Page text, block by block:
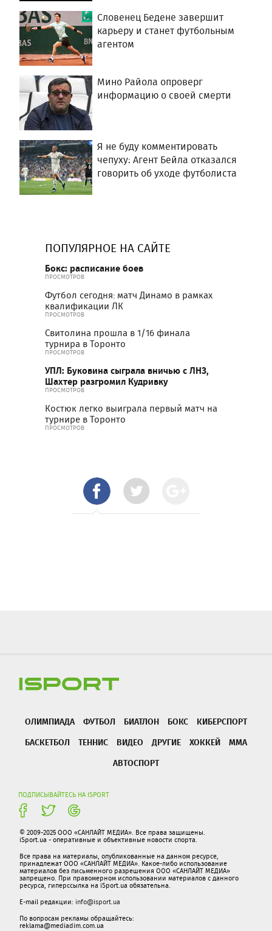
Словенец Бедене завершит
карьеру и станет футбольным
агентом
Мино Райола опроверг
информацию о своей смерти
Я не буду комментировать
чепуху: Агент Бейла отказался
говорить об уходе футболиста
ПОПУЛЯРНОЕ НА САЙТЕ
Бокс: расписание боев
ПРОСМОТРОВ
Футбол сегодня: матч Динамо в рамках
квалификации ЛК
ПРОСМОТРОВ
Свитолина прошла в 1/16 финала
турнира в Торонто
ПРОСМОТРОВ
УПЛ: Буковина сыграла вничью с ЛНЗ,
Шахтер разгромил Кудривку
ПРОСМОТРОВ
Костюк легко выиграла первый матч на
турнире в Торонто
ПРОСМОТРОВ
ОЛИМПИАДА ФУТБОЛ БИАТЛОН БОКС
КИБЕРСПОРТ
БАСКЕТБОЛ
ТЕННИС ВИДЕО ДРУГИЕ ХОККЕЙ
ММА
АВТОСПОРТ
ПОДПИСЫВАЙТЕСЬ НА ISPORT
© 2009-2025 ООО «САНЛАЙТ МЕДИА». Все права защищены.
iSport.ua - оперативные и объективные новости спорта.
Все права на материалы, опубликованные на данном ресурсе,
принадлежат ООО «САНЛАЙТ МЕДИА». Какое-либо использование
материалов без письменного разрешения ООО «САНЛАЙТ МЕДИА»
запрещено. При правомерном использовании материалов с данного
ресурса, гиперссылка на iSport.ua обязательна.
E-mail редакции: info@isport.ua
По вопросам рекламы обращайтесь:
reklama@mediadim.com.ua